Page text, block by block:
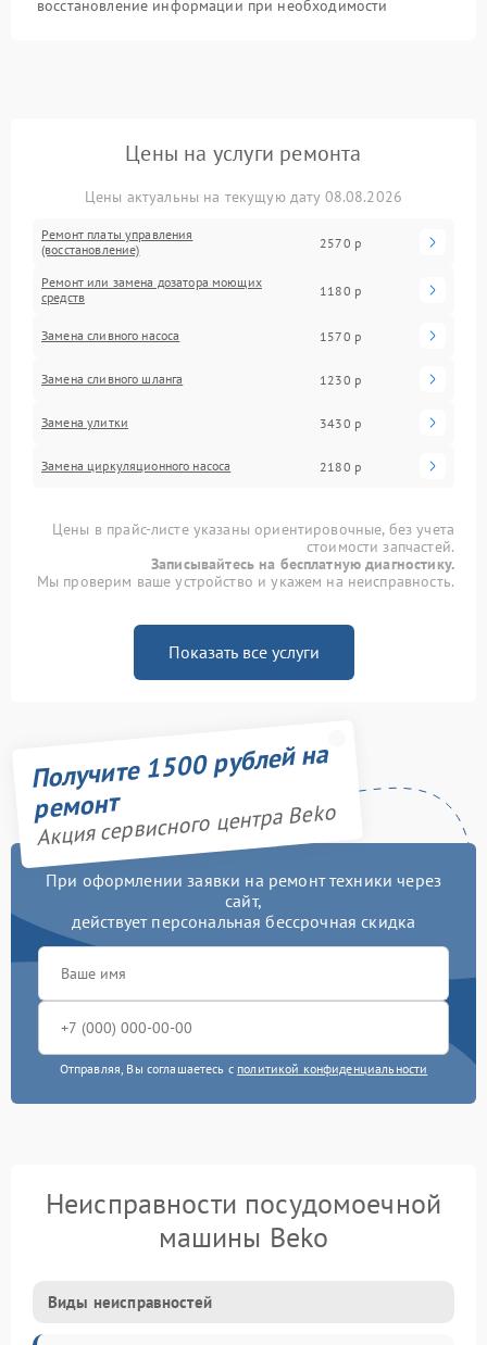
восстановление информации при необходимости
Цены на услуги ремонта
Цены актуальны на текущую дату 08.08.2026
Ремонт платы управления
(восстановление)
2570 р
Ремонт или замена дозатора моющих
средств
1180 р
Замена сливного насоса 1570 р
Замена сливного шланга 1230 р
Замена улитки 3430 р
Замена циркуляционного насоса 2180 р
Цены в прайс-листе указаны ориентировочные, без учета
стоимости запчастей.
Записывайтесь на бесплатную диагностику.
Мы проверим ваше устройство и укажем на неисправность.
Показать все услуги
Получите 1500 рублей на
ремонт
Акция сервисного центра Beko
При оформлении заявки на ремонт техники через
сайт,
действует персональная бессрочная скидка
Отправляя, Вы соглашаетесь с политикой конфиденциальности
Неисправности посудомоечной
машины Beko
Виды неисправностей